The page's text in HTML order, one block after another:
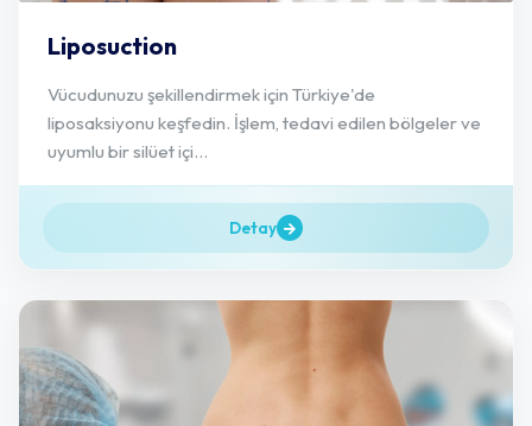
Liposuction
Vücudunuzu şekillendirmek için Türkiye'de
liposaksiyonu keşfedin. İşlem, tedavi edilen bölgeler ve
uyumlu bir silüet içi...
Detay